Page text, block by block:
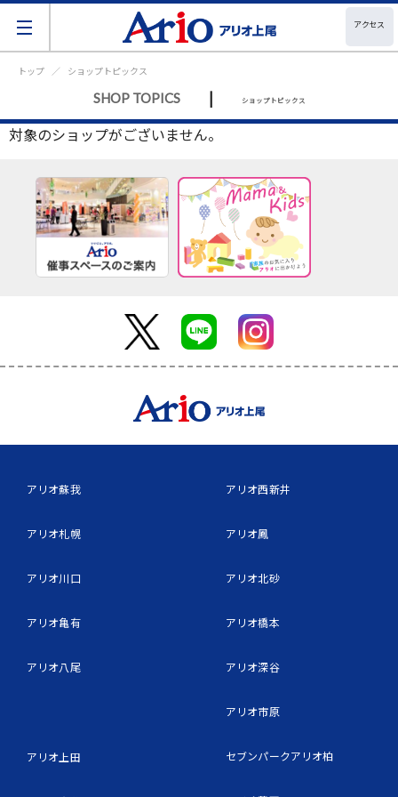
アクセス
トップ ショップトピックス
SHOP TOPICS | ショップトピックス
対象のショップがございません。
アリオ蘇我
アリオ札幌
アリオ川口
アリオ亀有
アリオ八尾
アリオ上田
アリオ西新井
アリオ鳳
アリオ北砂
アリオ橋本
アリオ深谷
アリオ市原
セブンパークアリオ柏